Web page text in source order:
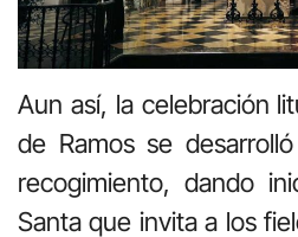
Aun así, la celebración
de Ramos se
recogimiento, dando
Santa que invita a los